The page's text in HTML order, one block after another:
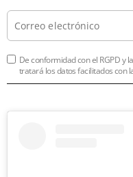
De conformidad con el RGPD y
tratará los datos facilitados con